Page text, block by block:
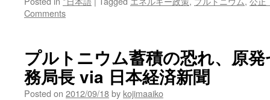
は
ニ
ウ
ム」
の
Comments
プルトニウム蓄積の恐れ、原
務局長 via 日本経済新聞
Posted on 2012/09/18by kojimaaiko